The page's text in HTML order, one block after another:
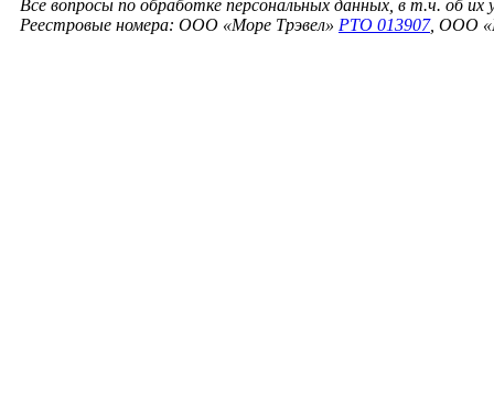
Все вопросы по обработке персональных данных, в т.ч. об их
Реестровые номера: ООО «Море Трэвел» РТО 013907, ООО